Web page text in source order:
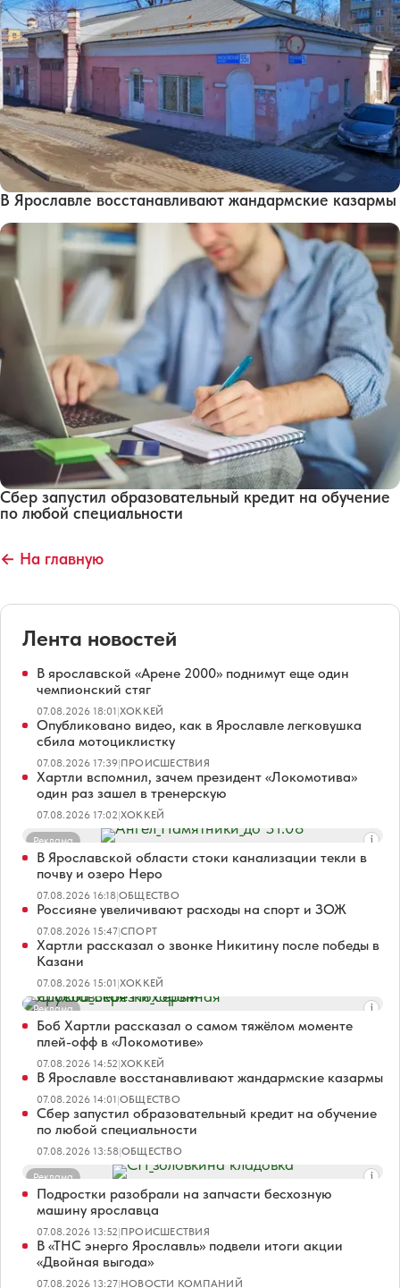
В Ярославле восстанавливают жандармские казармы
Сбер запустил образовательный кредит на обучение
по любой специальности
← На главную
Лента новостей
В ярославской «Арене 2000» поднимут еще один
чемпионский стяг
07.08.2026 18:01|ХОККЕЙ
Опубликовано видео, как в Ярославле легковушка
сбила мотоциклистку
07.08.2026 17:39|ПРОИСШЕСТВИЯ
Хартли вспомнил, зачем президент «Локомотива»
один раз зашел в тренерскую
07.08.2026 17:02|ХОККЕЙ
Реклама
В Ярославской области стоки канализации текли в
почву и озеро Неро
07.08.2026 16:18|ОБЩЕСТВО
Россияне увеличивают расходы на спорт и ЗОЖ
07.08.2026 15:47|СПОРТ
Хартли рассказал о звонке Никитину после победы в
Казани
07.08.2026 15:01|ХОККЕЙ
Реклама
Боб Хартли рассказал о самом тяжёлом моменте
плей-офф в «Локомотиве»
07.08.2026 14:52|ХОККЕЙ
В Ярославле восстанавливают жандармские казармы
07.08.2026 14:01|ОБЩЕСТВО
Сбер запустил образовательный кредит на обучение
по любой специальности
07.08.2026 13:58|ОБЩЕСТВО
Реклама
Подростки разобрали на запчасти бесхозную
машину ярославца
07.08.2026 13:52|ПРОИСШЕСТВИЯ
В «ТНС энерго Ярославль» подвели итоги акции
«Двойная выгода»
07.08.2026 13:27|НОВОСТИ КОМПАНИЙ